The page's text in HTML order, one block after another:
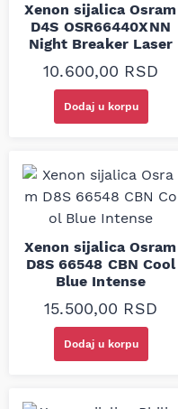
Xenon sijalica Osram
D4S OSR66440XNN
Night Breaker Laser
10.600,00 RSD
Dodaj u korpu
Xenon sijalica Osram
D8S 66548 CBN Cool
Blue Intense
15.500,00 RSD
Dodaj u korpu